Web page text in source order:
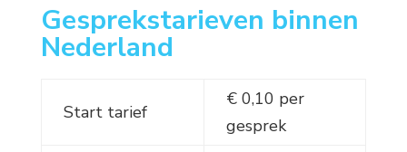
Gesprekstarieven binnen
Nederland
Start tarief
€ 0,10 per
gesprek